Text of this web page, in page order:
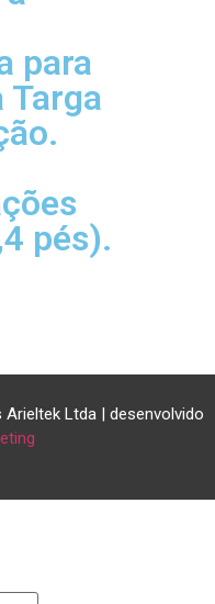
para
Targa
pés).
Ltda | desenvolvido